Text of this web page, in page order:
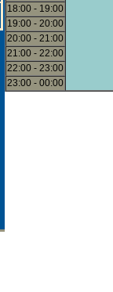
18:00 - 19:00
19:00 - 20:00
20:00 - 21:00
21:00 - 22:00
22:00 - 23:00
23:00 - 00:00